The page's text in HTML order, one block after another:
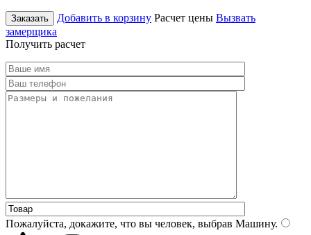
Заказать Добавить в корзину Расчет цены Вызвать
замерщика
Получить расчет
Пожалуйста, докажите, что вы человек, выбрав Машину.